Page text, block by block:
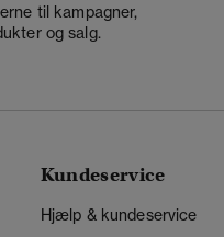
til kampagner,
og salg.
Kundeservice
Hjælp & kundeservice